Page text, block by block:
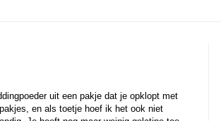
uit een pakje dat je opklopt met
en als toetje hoef ik het ook niet